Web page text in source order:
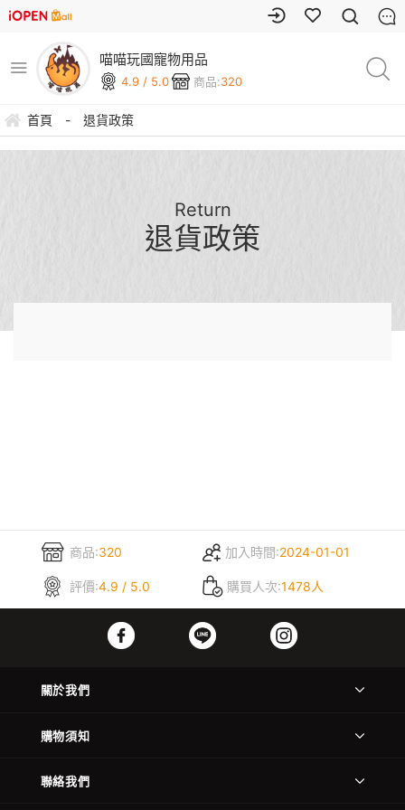
喵喵玩國寵物用品
4.9 / 5.0 商品:320
首頁 - 退貨政策
Return
退貨政策
商品:320 加入時間:2024-01-01
評價:4.9 / 5.0 購買人次:1478人
關於我們
購物須知
聯絡我們